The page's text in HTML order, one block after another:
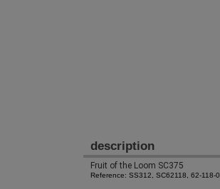
description
Fruit of the Loom SC375
Reference: SS312, SC62118, 62-118-0